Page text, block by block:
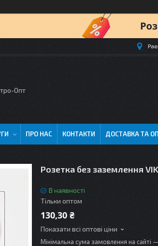
Опт
ПРО НАС КОНТАКТИ ДОСТАВКА ТА
Розетка без заземлення
В наявності
Тільки оптом
130,30 ₴
Показати всі оптові ціни
Мінімальна сума замовлення на сайті